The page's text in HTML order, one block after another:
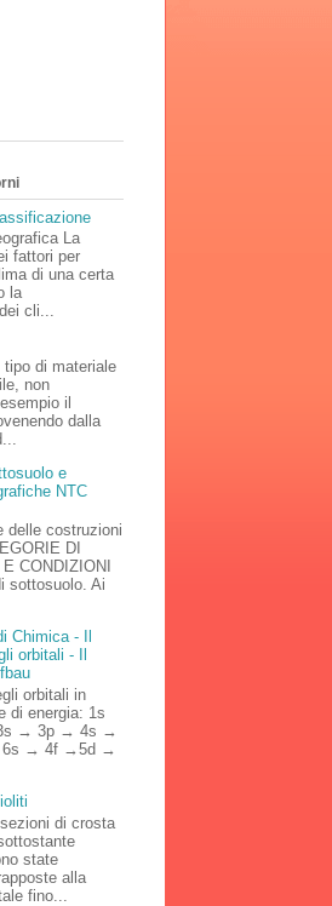
La
fattori per
di una certa
la
cli...
tipo di materiale
non
il
dalla
e
NTC
delle costruzioni
DI
CONDIZIONI
sottosuolo. Ai
Chimica - Il
orbitali - Il
orbitali in
di energia: 1s
→ 3p → 4s →
→ 4f →5d →
di crosta
state
alla
fino...